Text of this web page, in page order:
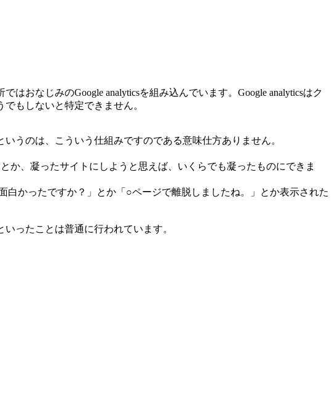
おなじみのGoogle analyticsを組み込んでいます。Google analyticsはク
もしないと特定できません。
うのは、こういう仕組みですのである意味仕方ありません。
か、凝ったサイトにしようと思えば、いくらでも凝ったものにできま
かったですか？」とか「○ページで離脱しましたね。」とか表示された
ったことは普通に行われています。